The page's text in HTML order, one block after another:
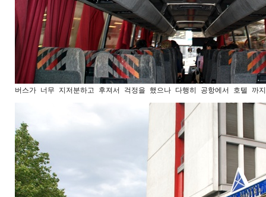
버스가 너무 지저분하고 후져서 걱정을 했으나 다행히 공항에서 호텔 까